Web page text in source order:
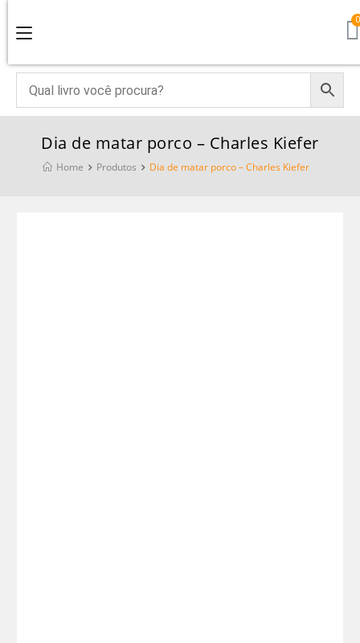
Dia de matar porco – Charles Kiefer
Home Produtos Dia de matar porco – Charles Kiefer